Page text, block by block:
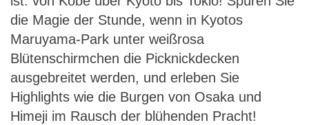
die Magie der Stunde, wenn in Kyotos
Maruyama-Park unter weißrosa
Blütenschirmchen die Picknickdecken
ausgebreitet werden, und erleben Sie
Highlights wie die Burgen von Osaka und
Himeji im Rausch der blühenden Pracht!